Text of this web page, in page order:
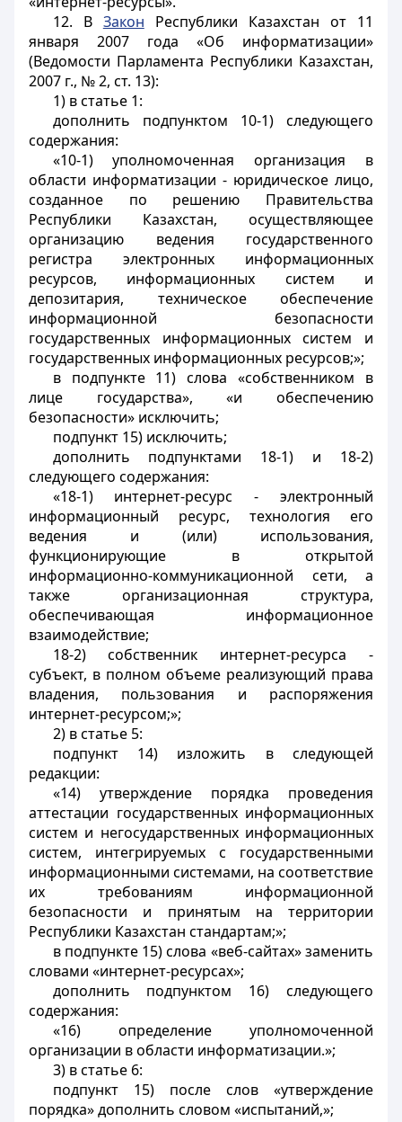
12. В Закон Республики Казахстан от 11
января 2007 года «Об информатизации»
(Ведомости Парламента Республики Казахстан,
2007 г., № 2, ст. 13):
1) в статье 1:
дополнить подпунктом 10-1) следующего
содержания:
«10-1) уполномоченная организация в
области информатизации - юридическое лицо,
созданное по решению Правительства
Республики Казахстан, осуществляющее
организацию ведения государственного
регистра электронных информационных
ресурсов, информационных систем и
депозитария, техническое обеспечение
информационной безопасности
государственных информационных систем и
государственных информационных ресурсов;»;
в подпункте 11) слова «собственником в
лице государства», «и обеспечению
безопасности» исключить;
подпункт 15) исключить;
дополнить подпунктами 18-1) и 18-2)
следующего содержания:
«18-1) интернет-ресурс - электронный
информационный ресурс, технология его
ведения и (или) использования,
функционирующие в открытой
информационно-коммуникационной сети, а
также организационная структура,
обеспечивающая информационное
взаимодействие;
18-2) собственник интернет-ресурса -
субъект, в полном объеме реализующий права
владения, пользования и распоряжения
интернет-ресурсом;»;
2) в статье 5:
подпункт 14) изложить в следующей
редакции:
«14) утверждение порядка проведения
аттестации государственных информационных
систем и негосударственных информационных
систем, интегрируемых с государственными
информационными системами, на соответствие
их требованиям информационной
безопасности и принятым на территории
Республики Казахстан стандартам;»;
в подпункте 15) слова «веб-сайтах» заменить
словами «интернет-ресурсах»;
дополнить подпунктом 16) следующего
содержания:
«16) определение уполномоченной
организации в области информатизации.»;
3) в статье 6:
подпункт 15) после слов «утверждение
порядка» дополнить словом «испытаний,»;